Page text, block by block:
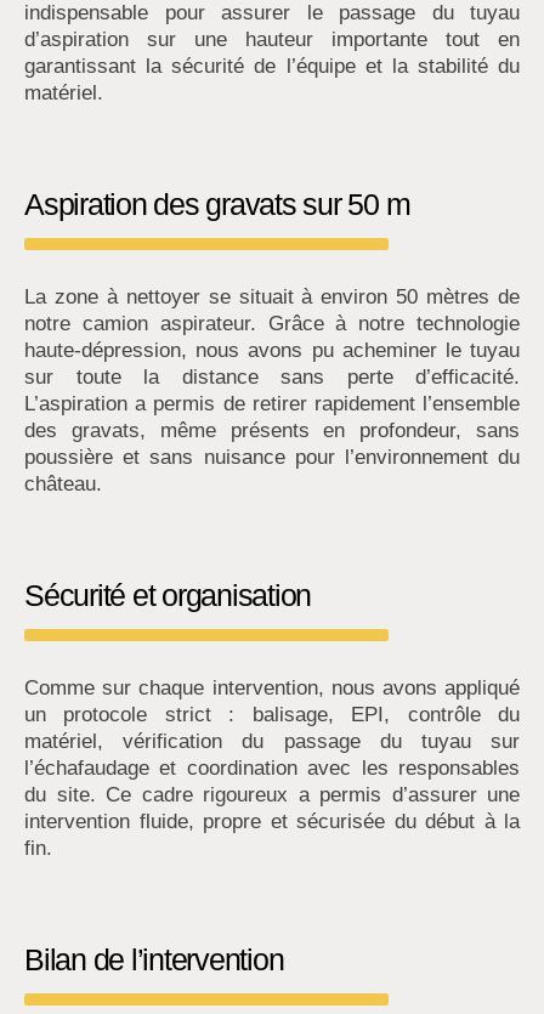
indispensable pour assurer le passage du tuyau
d’aspiration sur une hauteur importante tout en
garantissant la sécurité de l’équipe et la stabilité du
matériel.
Aspiration des gravats sur 50 m
La zone à nettoyer se situait à environ 50 mètres de
notre camion aspirateur. Grâce à notre technologie
haute-dépression, nous avons pu acheminer le tuyau
sur toute la distance sans perte d’efficacité.
L’aspiration a permis de retirer rapidement l’ensemble
des gravats, même présents en profondeur, sans
poussière et sans nuisance pour l’environnement du
château.
Sécurité et organisation
Comme sur chaque intervention, nous avons appliqué
un protocole strict : balisage, EPI, contrôle du
matériel, vérification du passage du tuyau sur
l’échafaudage et coordination avec les responsables
du site. Ce cadre rigoureux a permis d’assurer une
intervention fluide, propre et sécurisée du début à la
fin.
Bilan de l’intervention